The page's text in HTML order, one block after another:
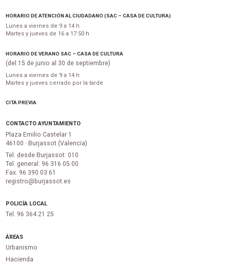
HORARIO DE ATENCIÓN AL CIUDADANO (SAC – CASA DE CULTURA)
Lunes a viernes de 9 a 14 h
Martes y jueves de 16 a 17:50 h
HORARIO DE VERANO SAC – CASA DE CULTURA
(del 15 de junio al 30 de septiembre)
Lunes a viernes de 9 a 14 h
Martes y jueves cerrado por la tarde
CITA PREVIA
CONTACTO AYUNTAMIENTO
Plaza Emilio Castelar 1
46100 · Burjassot (Valencia)
Tel. desde Burjassot: 010
Tel. general: 96 316 05 00
Fax. 96 390 03 61
registro@burjassot.es
POLICÍA LOCAL
Tel. 96 364 21 25
ÁREAS
Urbanismo
Hacienda